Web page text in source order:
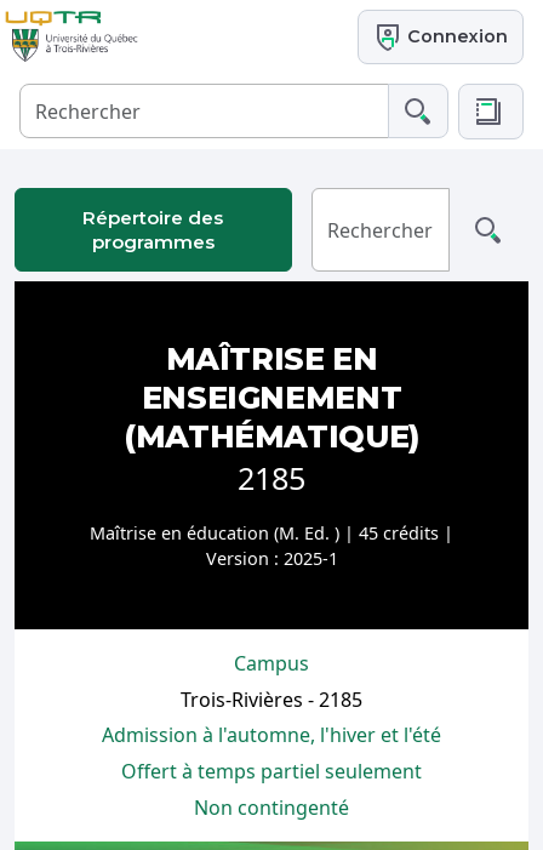
Connexion
Répertoire des
programmes
MAÎTRISE EN
ENSEIGNEMENT
(MATHÉMATIQUE)
2185
Maîtrise en éducation (M. Ed. ) | 45 crédits |
Version : 2025-1
Campus
Trois-Rivières - 2185
Admission à l'automne, l'hiver et l'été
Offert à temps partiel seulement
Non contingenté